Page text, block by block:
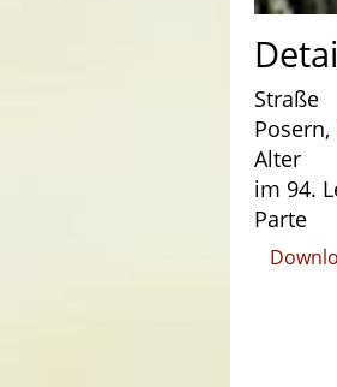
Straße
Posern,
Alter
im 94.
Parte